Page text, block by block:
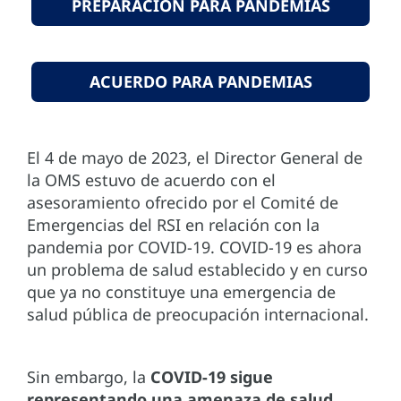
PREPARACIÓN PARA PANDEMIAS
ACUERDO PARA PANDEMIAS
El 4 de mayo de 2023, el Director General de
la OMS estuvo de acuerdo con el
asesoramiento ofrecido por el Comité de
Emergencias del RSI en relación con la
pandemia por COVID-19. COVID-19 es ahora
un problema de salud establecido y en curso
que ya no constituye una emergencia de
salud pública de preocupación internacional.
Sin embargo, la COVID-19 sigue